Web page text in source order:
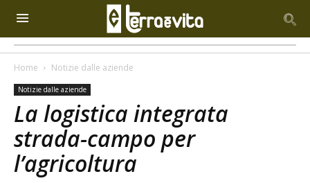
Home Notizie dalle aziende
Notizie dalle aziende
La logistica integrata
strada-campo per
l’agricoltura